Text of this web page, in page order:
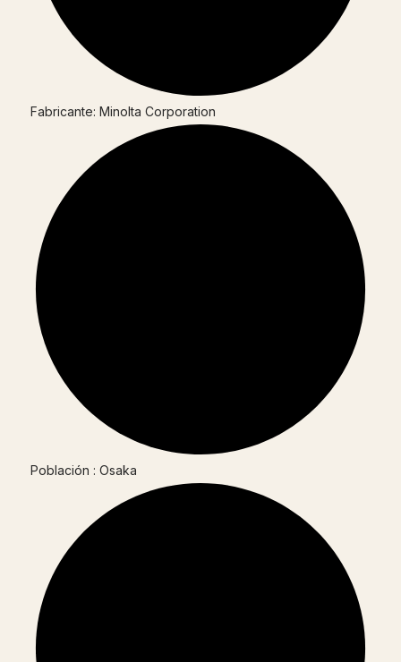
Fabricante: Minolta Corporation
Población : Osaka